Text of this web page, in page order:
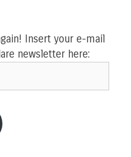
Insert your e-mail
newsletter here: